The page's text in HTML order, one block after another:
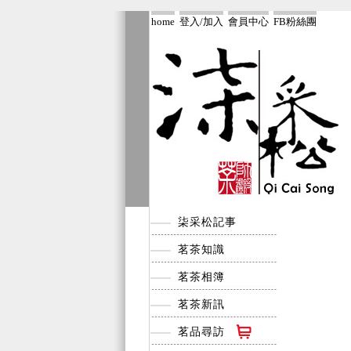
home 登入/加入 會員中心 FB粉絲團
柒采松記事
茗茶知識
茗茶相簿
茗茶新訊
茗品尋訪